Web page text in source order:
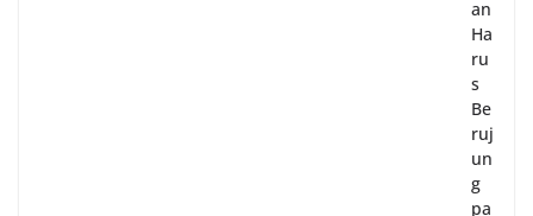
an
Ha
ru
s
Be
ruj
un
g
pa